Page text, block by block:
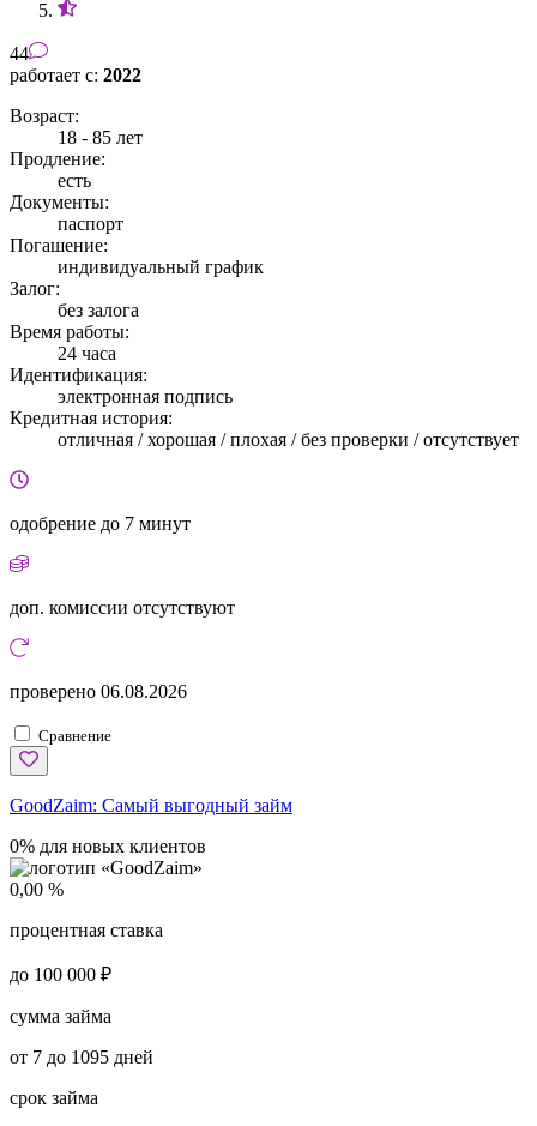
44
работает с: 2022
Возраст:
18 - 85 лет
Продление:
есть
Документы:
паспорт
Погашение:
индивидуальный график
Залог:
без залога
Время работы:
24 часа
Идентификация:
электронная подпись
Кредитная история:
отличная / хорошая / плохая / без проверки / отсутствует
одобрение до 7 минут
доп. комиссии отсутствуют
проверено 06.08.2026
Сравнение
GoodZaim: Самый выгодный займ
0% для новых клиентов
0,00 %
процентная ставка
до 100 000 ₽
сумма займа
от 7 до 1095 дней
срок займа